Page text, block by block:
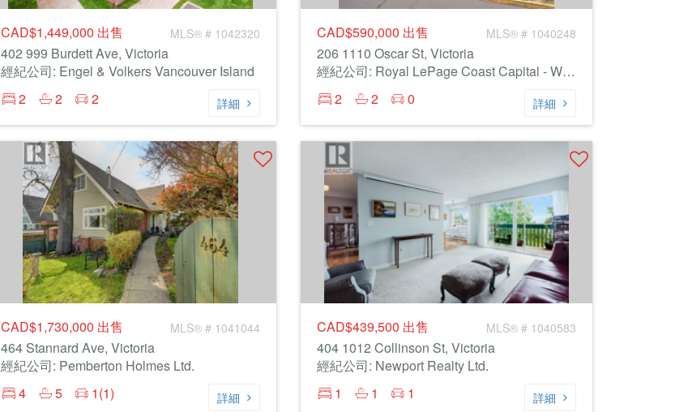
CAD$1,449,000 出售 MLS® # 1042320
402 999 Burdett Ave, Victoria
經紀公司: Engel & Volkers Vancouver Island
2
2 2 詳細
CAD$590,000 出售 MLS® # 1040248
206 1110 Oscar St, Victoria
經紀公司: Royal LePage Coast Capital - Westshore
2
2 0 詳細
CAD$1,730,000 出售 MLS® # 1041044
464 Stannard Ave, Victoria
經紀公司: Pemberton Holmes Ltd.
4
5 1(1) 詳細
CAD$439,500 出售 MLS® # 1040583
404 1012 Collinson St, Victoria
經紀公司: Newport Realty Ltd.
1
1 1 詳細